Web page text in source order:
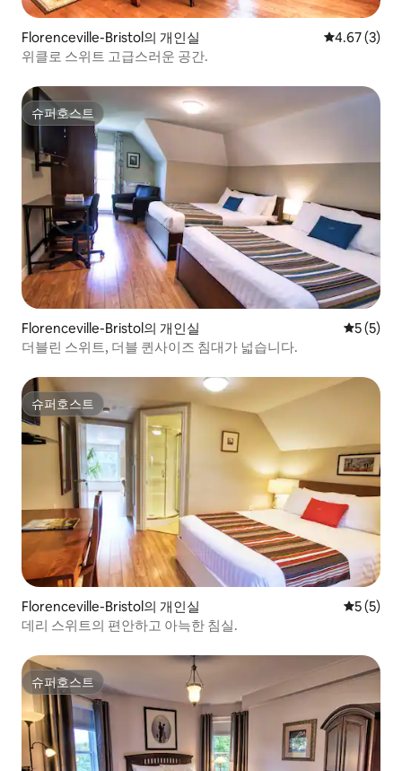
Florenceville-Bristol의 개인실 평점 4.67점
4.67 (3)
위클로 스위트 고급스러운 공간.
슈퍼호스트
슈퍼호스트
Florenceville-Bristol의 개인실 평점 5점
5 (5)
더블린 스위트, 더블 퀸사이즈 침대가 넓습니다.
슈퍼호스트
슈퍼호스트
Florenceville-Bristol의 개인실 평점 5점
5 (5)
데리 스위트의 편안하고 아늑한 침실.
슈퍼호스트
슈퍼호스트